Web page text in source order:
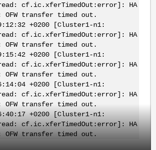
cf.ic.xferTimedOut:error]: HA
OFW transfer timed out.
+0200 [Cluster1-n1:
cf.ic.xferTimedOut:error]: HA
OFW transfer timed out.
+0200 [Cluster1-n1:
cf.ic.xferTimedOut:error]: HA
OFW transfer timed out.
+0200 [Cluster1-n1:
cf.ic.xferTimedOut:error]: HA
OFW transfer timed out.
+0200 [Cluster1-n1:
cf.ic.xferTimedOut:error]: HA
OFW transfer timed out.